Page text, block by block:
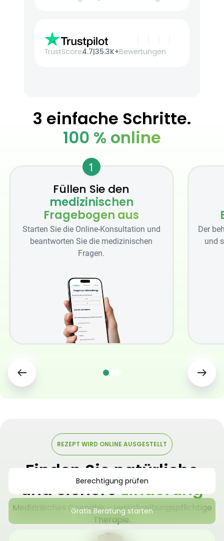
TrustScore4.7|35.3K+Bewertungen
3 einfache Schritte.
100 % online
1
Füllen Sie den
medizinischen
Fragebogen aus
Starten Sie die Online-Konsultation und
beantworten Sie die medizinischen
Fragen.
Der
und
REZEPT WIRD ONLINE AUSGESTELLT
Finden Sie natürliche
und sichereLinderung
Medizinisches Cannabis – verschreibungspflichtige
Therapie.
Berechtigung prüfen
Gratis Beratung starten